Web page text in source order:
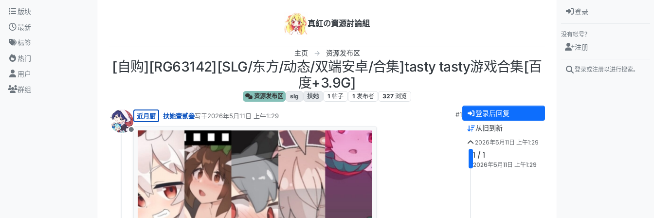
跳转至内容
版块
最新
标签
热门
用户
群组
真紅の資源討論組
主页 资源发布区
[自购][RG63142][SLG/东方/动态/双端安卓/合集]tasty tasty游戏合集[百
度+3.9G]
资源发布区 slg 扶她 1 帖子 1 发布者 327 浏览
离线
近月厨 扶她壹贰叁写于2026年5月11日 上午1:29
最后由 编辑
#1 登录后回复
从旧到新
2026年5月11日 上午1:29
1 / 1
2026年5月11日 上午1:29
登录
没有帐号？
注册
登录或注册以进行搜索。